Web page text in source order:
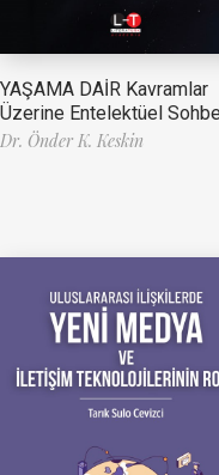
YAŞAMA DAİR Kavramlar
Üzerine Entelektüel
Dr. Önder K. Keskin